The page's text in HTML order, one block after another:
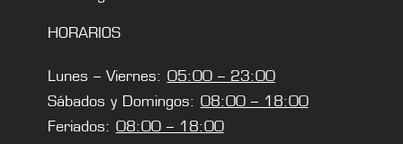
HORARIOS
Lunes – Viernes: 05:00 – 23:00
Sábados y Domingos: 08:00 – 18:00
Feriados: 08:00 – 18:00